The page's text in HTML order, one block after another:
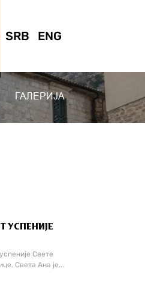
SRB ENG
ГАЛЕРИЈА
УСПЕНИЈЕ
Свете
Света Ана је...